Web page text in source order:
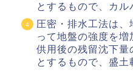
とするもので、カル
圧密・排水工法は、
って地盤の強度を
供用後の残留沈下量
とするもので、盛土